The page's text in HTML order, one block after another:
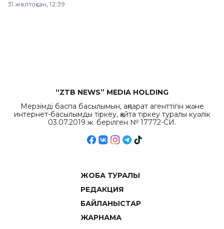
республиканского
31 желтоқсан, 12:39
“ZTB NEWS” MEDIA HOLDING
Мерзімді баспа басылымын, ақпарат агенттігін және
интернет-басылымды тіркеу, қайта тіркеу туралы куәлік
03.07.2019 ж. берілген № 17772-СИ.
ЖОБА ТУРАЛЫ
РЕДАКЦИЯ
БАЙЛАНЫСТАР
ЖАРНАМА